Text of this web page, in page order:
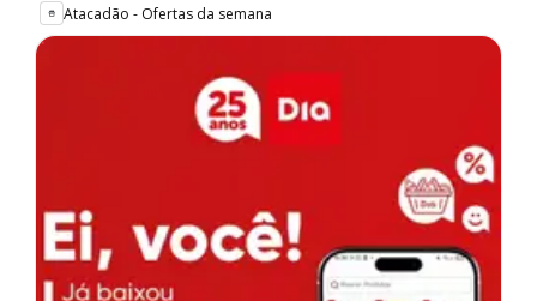
Atacadão - Ofertas da semana